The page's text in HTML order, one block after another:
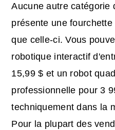
Aucune autre catégorie
présente une
que celle-ci. Vous
robotique interactif
15,99 $ et un robot
professionnelle pour 3
techniquement dans la
Pour la plupart des